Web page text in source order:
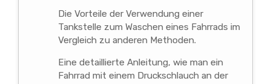
Die Vorteile der Verwendung einer
Tankstelle zum Waschen eines Fahrrads im
Vergleich zu anderen Methoden.
Eine detaillierte Anleitung, wie man ein
Fahrrad mit einem Druckschlauch an der